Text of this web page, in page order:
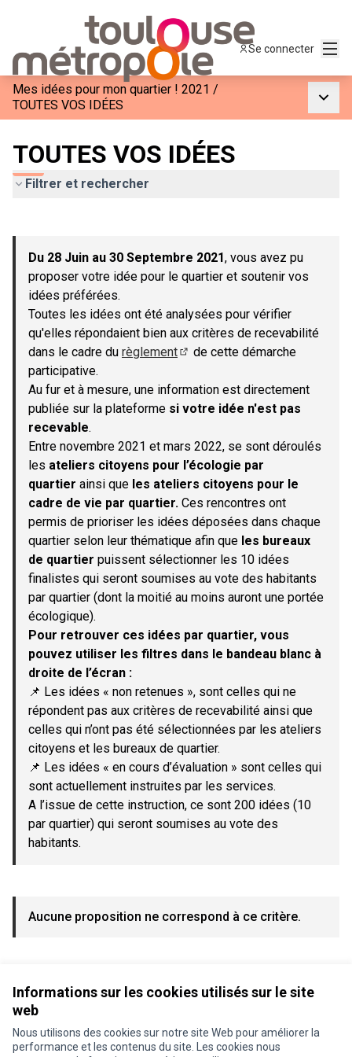
Informations sur les cookies utilisés sur le site
web
Nous utilisons des cookies sur notre site Web pour améliorer la
performance et les contenus du site. Les cookies nous
Se connecter
Mes idées pour mon quartier ! 2021 /
TOUTES VOS IDÉES
TOUTES VOS IDÉES
Filtrer et rechercher
−
Du 28 Juin au 30 Septembre 2021, vous avez pu
proposer votre idée pour le quartier et soutenir vos
idées préférées.
Toutes les idées ont été analysées pour vérifier
qu'elles répondaient bien aux critères de recevabilité
dans le cadre du règlement
de cette démarche
participative.
Au fur et à mesure, une information est directement
publiée sur la plateforme si votre idée n'est pas
recevable.
Entre novembre 2021 et mars 2022, se sont déroulés
les ateliers citoyens pour l’écologie par
quartier ainsi que les ateliers citoyens pour le
cadre de vie par quartier. Ces rencontres ont
permis de prioriser les idées déposées dans chaque
quartier selon leur thématique afin que les bureaux
de quartier puissent sélectionner les 10 idées
finalistes qui seront soumises au vote des habitants
par quartier (dont la moitié au moins auront une portée
écologique).
Pour retrouver ces idées par quartier, vous
pouvez utiliser les filtres dans le bandeau blanc à
droite de l’écran :
📌 Les idées « non retenues », sont celles qui ne
répondent pas aux critères de recevabilité ainsi que
celles qui n’ont pas été sélectionnées par les ateliers
citoyens et les bureaux de quartier.
📌 Les idées « en cours d’évaluation » sont celles qui
sont actuellement instruites par les services.
A l’issue de cette instruction, ce sont 200 idées (10
par quartier) qui seront soumises au vote des
habitants.
Aucune proposition ne correspond à ce critère.
Conditions d'utilisation
Paramètres des cookies